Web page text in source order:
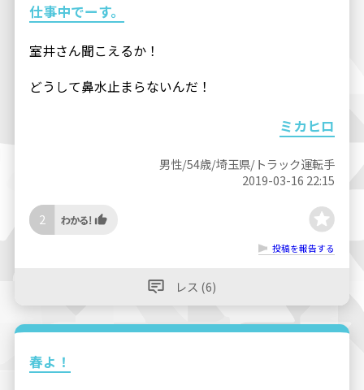
仕事中でーす。
室井さん聞こえるか！
どうして鼻水止まらないんだ！
ミカヒロ
男性/54歳/埼玉県/トラック運転手
2019-03-16 22:15
2
投稿を報告する
レス (6)
春よ！